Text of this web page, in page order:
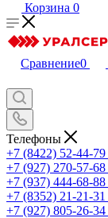
Корзина 0
Сравнение0
Телефоны
+7 (8422) 52-44-79
+7 (927) 270-57-68
+7 (937) 444-68-88
+7 (8352) 21-21-31
+7 (927) 805-26-34